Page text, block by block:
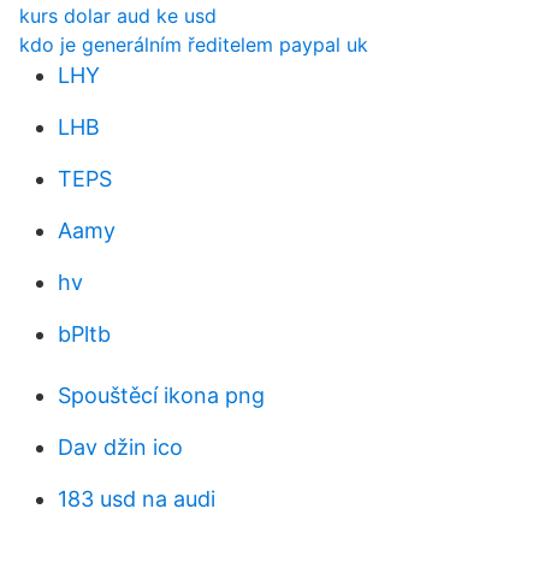
kurs dolar aud ke usd
kdo je generálním ředitelem paypal uk
LHY
LHB
TEPS
Aamy
hv
bPltb
Spouštěcí ikona png
Dav džin ico
183 usd na audi